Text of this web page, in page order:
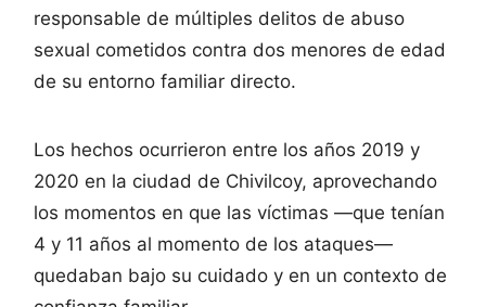
responsable de múltiples delitos de abuso
sexual cometidos contra dos menores de edad
de su entorno familiar directo.
Los hechos ocurrieron entre los años 2019 y
2020 en la ciudad de Chivilcoy, aprovechando
los momentos en que las víctimas —que tenían
4 y 11 años al momento de los ataques—
quedaban bajo su cuidado y en un contexto de